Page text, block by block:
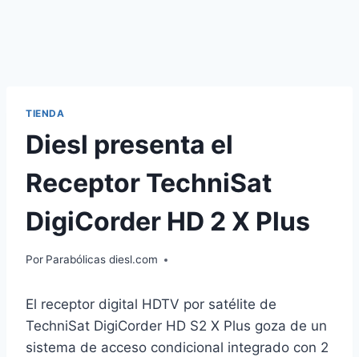
TIENDA
Diesl presenta el
Receptor TechniSat
DigiCorder HD 2 X Plus
Por Parabólicas diesl.com
El receptor digital HDTV por satélite de
TechniSat DigiCorder HD S2 X Plus goza de un
sistema de acceso condicional integrado con 2